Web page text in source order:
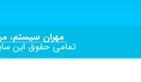
مهران سیستم،
تمامی حقوق این